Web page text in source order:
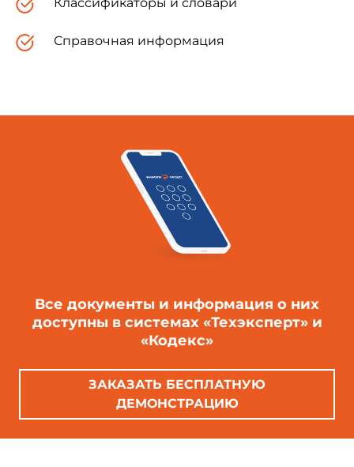
Справочная информация
Все документы и информация о них
доступны в системах «Техэксперт» и
«Кодекс»
ЗАКАЗАТЬ БЕСПЛАТНУЮ
ДЕМОНСТРАЦИЮ